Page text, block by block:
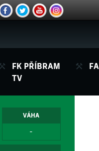
FK PŘÍBRAM
TV
VÁHA
-